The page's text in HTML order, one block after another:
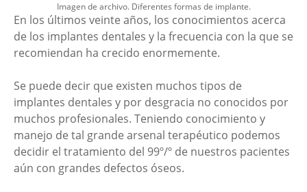
Imagen de archivo. Diferentes formas de implante.
En los últimos veinte años, los conocimientos acerca
de los implantes dentales y la frecuencia con la que se
recomiendan ha crecido enormemente.
Se puede decir que existen muchos tipos de
implantes dentales y por desgracia no conocidos por
muchos profesionales. Teniendo conocimiento y
manejo de tal grande arsenal terapéutico podemos
decidir el tratamiento del 99º/º de nuestros pacientes
aún con grandes defectos óseos.